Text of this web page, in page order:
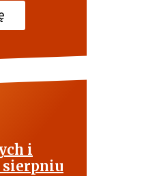
i
sierpniu